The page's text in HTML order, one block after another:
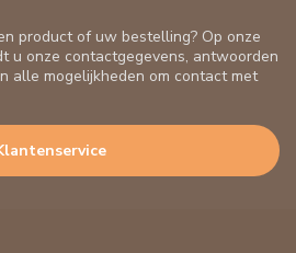
product of uw bestelling? Op onze
u onze contactgegevens, antwoorden
alle mogelijkheden om contact met